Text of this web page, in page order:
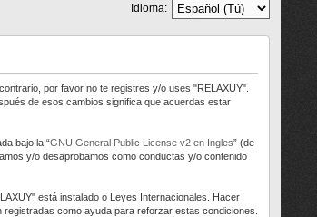
Idioma:
por favor no te registres y/o uses "RELAXUY".
de esos cambios significa que acuerdas estar
bajo la “GNU General Public License v2 en Ingles” (de
y/o desaprobamos como conductas y/o contenido
está instalado o Leyes Internacionales. Hacer
como ayuda para reforzar estas condiciones.